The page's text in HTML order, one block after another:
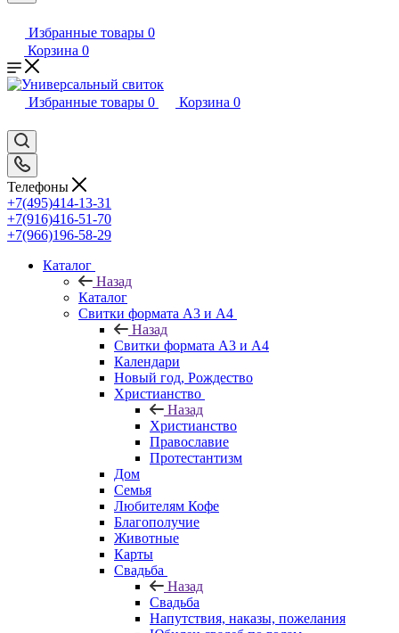
Избранные товары 0
Корзина 0
Избранные товары 0 Корзина 0
Телефоны
+7(495)414-13-31
+7(916)416-51-70
+7(966)196-58-29
Каталог
Назад
Каталог
Свитки формата А3 и А4
Назад
Свитки формата А3 и А4
Календари
Новый год, Рождество
Христианство
Назад
Христианство
Православие
Протестантизм
Дом
Семья
Любителям Кофе
Благополучие
Животные
Карты
Свадьба
Назад
Свадьба
Напутствия, наказы, пожелания